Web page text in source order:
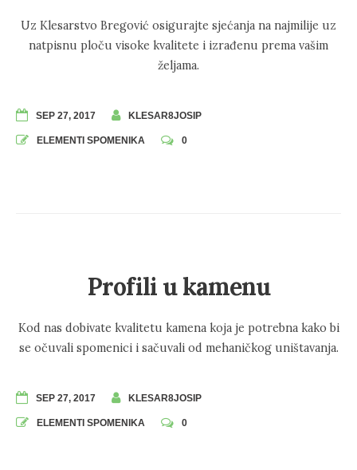
Uz Klesarstvo Bregović osigurajte sjećanja na najmilije uz
natpisnu ploču visoke kvalitete i izrađenu prema vašim
željama.
SEP 27, 2017 KLESAR8JOSIP
ELEMENTI SPOMENIKA 0
Profili u kamenu
Kod nas dobivate kvalitetu kamena koja je potrebna kako bi
se očuvali spomenici i sačuvali od mehaničkog uništavanja.
SEP 27, 2017 KLESAR8JOSIP
ELEMENTI SPOMENIKA 0